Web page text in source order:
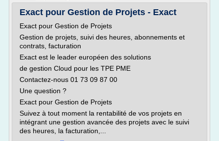
Exact pour Gestion de Projets - Exact
Exact pour Gestion de Projets
Gestion de projets, suivi des heures, abonnements et
contrats, facturation
Exact est le leader européen des solutions
de gestion Cloud pour les TPE PME
Contactez-nous 01 73 09 87 00
Une question ?
Exact pour Gestion de Projets
Suivez à tout moment la rentabilité de vos projets en
intégrant une gestion avancée des projets avec le suivi
des heures, la facturation,...